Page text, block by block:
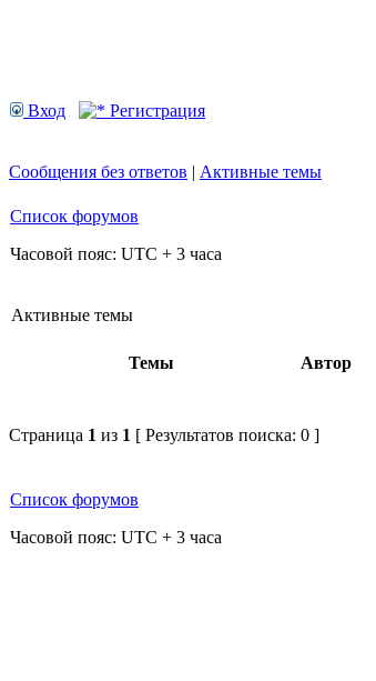
Вход Регистрация
Сообщения без ответов | Активные темы
Список форумов
Часовой пояс: UTC + 3 часа
Активные темы
Темы Автор
Страница 1 из 1 [ Результатов поиска: 0 ]
Список форумов
Часовой пояс: UTC + 3 часа